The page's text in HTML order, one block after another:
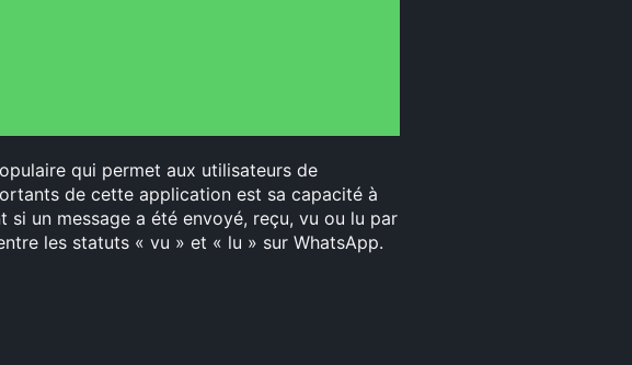
qui permet aux utilisateurs de
de cette application est sa capacité à
si un message a été envoyé, reçu, vu ou lu par
les statuts « vu » et « lu » sur WhatsApp.